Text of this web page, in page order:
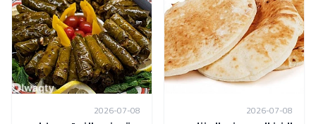
2026-07-08
2026-07-08